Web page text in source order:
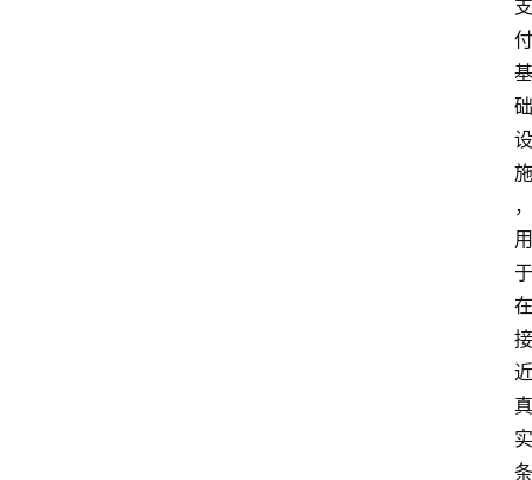
支
付
基
础
设
施
，
用
于
在
接
近
真
实
条